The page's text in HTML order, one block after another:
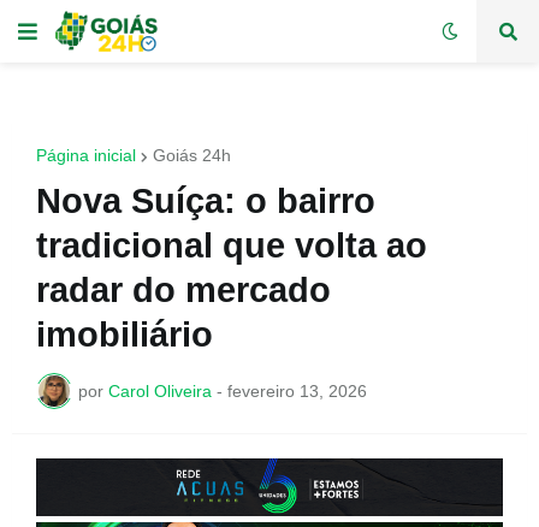
Página inicial Goiás 24h
Nova Suíça: o bairro
tradicional que volta ao
radar do mercado
imobiliário
por Carol Oliveira - fevereiro 13, 2026